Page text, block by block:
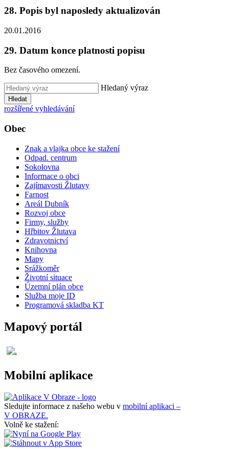
28. Popis byl naposledy aktualizován
20.01.2016
29. Datum konce platnosti popisu
Bez časového omezení.
Hledaný výraz
Hledat
rozšířené vyhledávání
Obec
Znak a vlajka obce ke stažení
Odpad. centrum
Sokolovna
Informace o obci
Zajímavosti Žlutavy
Farnost
Areál Dubník
Rozvoj obce
Firmy, služby
Hřbitov Žlutava
Zdravotnictví
Knihovna
Mapy
Srážkoměr
Životní situace
Územní plán obce
Služba moje ID
Programová skladba KT
Mapový portál
Mobilní aplikace
Sledujte informace z našeho webu v mobilní aplikaci –
V OBRAZE.
Volně ke stažení: